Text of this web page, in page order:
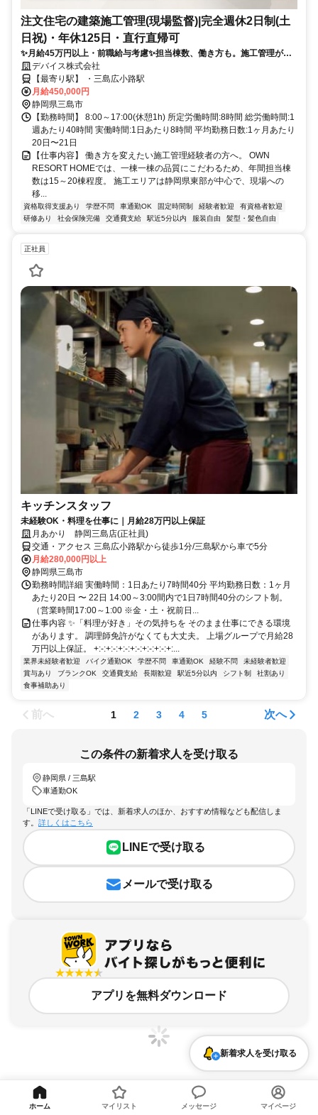
注文住宅の建築施工管理(現場監督)|完全週休2日制(土
日祝)・年休125日・直行直帰可
✨月給45万円以上・前職給与考慮✨担当棟数、働き方も。施工管理が長
く続けられる環境へ ✅年間15～20棟担当。一棟一棟と向き合える✅土日
祝休み・年間休日125日・直行直帰メイン
デバイス株式会社
【最寄り駅】 ・三島広小路駅
月給450,000円
静岡県三島市
【勤務時間】 8:00～17:00(休憩1h) 所定労働時間:8時間 総労働時間:1
週あたり40時間 実働時間:1日あたり8時間 平均勤務日数:1ヶ月あたり
20日〜21日
【仕事内容】 働き方を変えたい施工管理経験者の方へ。 OWN
RESORT HOMEでは、一棟一棟の品質にこだわるため、年間担当棟
数は15～20棟程度。 施工エリアは静岡県東部が中心で、現場への
移...
資格取得支援あり 学歴不問 車通勤OK 固定時間制 経験者歓迎
有資格者歓迎
研修あり
社会保険完備 交通費支給 駅近5分以内 服装自由 髪型・髪色自由
正社員
キッチンスタッフ
未経験OK・料理を仕事に｜月給28万円以上保証
月あかり 静岡三島店(正社員)
交通・アクセス 三島広小路駅から徒歩1分/三島駅から車で5分
月給280,000円以上
静岡県三島市
勤務時間詳細 実働時間：1日あたり7時間40分 平均勤務日数：1ヶ月
あたり20日 〜 22日 14:00～3:00間内で1日7時間40分のシフト制。
（営業時間17:00～1:00 ※金・土・祝前日...
仕事内容 ✨「料理が好き」その気持ちを そのまま仕事にできる環境
があります。 調理師免許がなくても大丈夫。 上場グループで月給28
万円以上保証。 +:-:+:-:+:-:+:-:+:-:+:-:+:...
業界未経験者歓迎 バイク通勤OK 学歴不問 車通勤OK 経験不問
未経験者歓迎
賞与あり
ブランクOK 交通費支給 長期歓迎 駅近5分以内 シフト制
社割あり
食事補助あり
前へ 1 2 3 4 5 次へ
この条件の新着求人を受け取る
静岡県 / 三島駅
車通勤OK
「LINEで受け取る」では、新着求人のほか、おすすめ情報なども配信しま
す。 詳しくはこちら
LINEで受け取る
メールで受け取る
アプリを無料ダウンロード
静岡県、三島駅、車通勤OKのアルバイト・バイト求人情報
新着求人を受け取る
ホーム マイリスト メッセージ マイページ